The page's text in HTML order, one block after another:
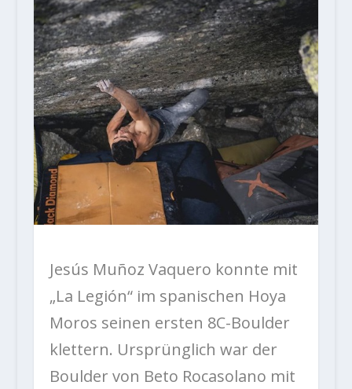
Jesús Muñoz Vaquero konnte mit
„La Legión“ im spanischen Hoya
Moros seinen ersten 8C-Boulder
klettern. Ursprünglich war der
Boulder von Beto Rocasolano mit